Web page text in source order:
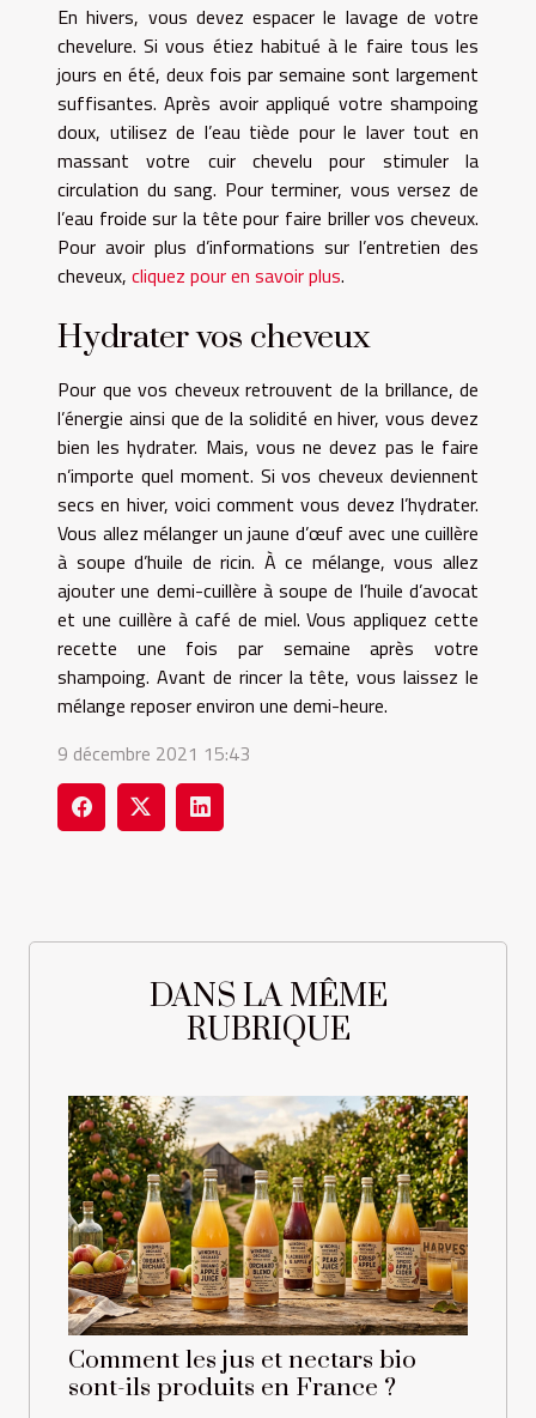
En hivers, vous devez espacer le lavage de votre
chevelure. Si vous étiez habitué à le faire tous les
jours en été, deux fois par semaine sont largement
suffisantes. Après avoir appliqué votre shampoing
doux, utilisez de l’eau tiède pour le laver tout en
massant votre cuir chevelu pour stimuler la
circulation du sang. Pour terminer, vous versez de
l’eau froide sur la tête pour faire briller vos cheveux.
Pour avoir plus d’informations sur l’entretien des
cheveux, cliquez pour en savoir plus.
Hydrater vos cheveux
Pour que vos cheveux retrouvent de la brillance, de
l’énergie ainsi que de la solidité en hiver, vous devez
bien les hydrater. Mais, vous ne devez pas le faire
n’importe quel moment. Si vos cheveux deviennent
secs en hiver, voici comment vous devez l’hydrater.
Vous allez mélanger un jaune d’œuf avec une cuillère
à soupe d’huile de ricin. À ce mélange, vous allez
ajouter une demi-cuillère à soupe de l’huile d’avocat
et une cuillère à café de miel. Vous appliquez cette
recette une fois par semaine après votre
shampoing. Avant de rincer la tête, vous laissez le
mélange reposer environ une demi-heure.
9 décembre 2021 15:43
DANS LA MÊME
RUBRIQUE
Comment les jus et nectars bio
sont-ils produits en France ?